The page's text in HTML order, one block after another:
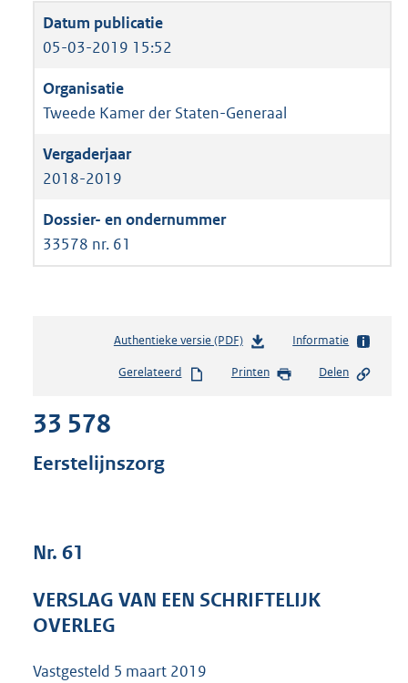
05-03-2019 15:52
Tweede Kamer der Staten-Generaal
2018-2019
33578 nr. 61
Authentieke versie (PDF)b
s
e
Informatie
Gerelateerd Printen Delen
33 578
Eerstelijnszorg
Nr. 61
VERSLAG VAN EEN SCHRIFTELIJK
OVERLEG
Vastgesteld 5 maart 2019